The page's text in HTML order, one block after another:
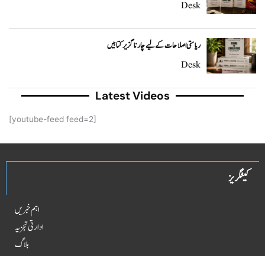
Desk
ریاستی اصلاحات کے لیے چار ناگزیر کتابیں
Desk
Latest Videos
[youtube-feed feed=2]
کیٹگریز
اہم خبریں
ادارتی تجزیہ
بلاگ